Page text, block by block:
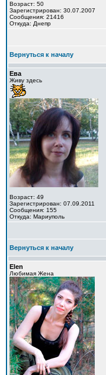
Возраст: 50
Зарегистрирован: 30.07.2007
Сообщения: 21416
Откуда: Днепр
Вернуться к началу
Ева
Живу здесь
Возраст: 49
Зарегистрирован: 07.09.2011
Сообщения: 155
Откуда: Мариуполь
Вернуться к началу
Elen
Любимая Жена